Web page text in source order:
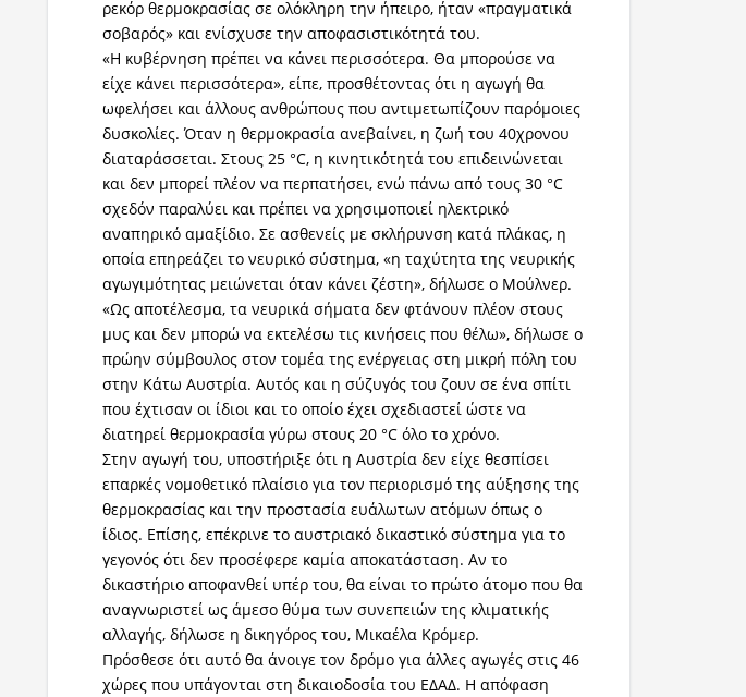
ρεκόρ θερμοκρασίας σε ολόκληρη την ήπειρο, ήταν «πραγματικά
σοβαρός» και ενίσχυσε την αποφασιστικότητά του.
«Η κυβέρνηση πρέπει να κάνει περισσότερα. Θα μπορούσε να
είχε κάνει περισσότερα», είπε, προσθέτοντας ότι η αγωγή θα
ωφελήσει και άλλους ανθρώπους που αντιμετωπίζουν παρόμοιες
δυσκολίες. Όταν η θερμοκρασία ανεβαίνει, η ζωή του 40χρονου
διαταράσσεται. Στους 25 °C, η κινητικότητά του επιδεινώνεται
και δεν μπορεί πλέον να περπατήσει, ενώ πάνω από τους 30 °C
σχεδόν παραλύει και πρέπει να χρησιμοποιεί ηλεκτρικό
αναπηρικό αμαξίδιο. Σε ασθενείς με σκλήρυνση κατά πλάκας, η
οποία επηρεάζει το νευρικό σύστημα, «η ταχύτητα της νευρικής
αγωγιμότητας μειώνεται όταν κάνει ζέστη», δήλωσε ο Μούλνερ.
«Ως αποτέλεσμα, τα νευρικά σήματα δεν φτάνουν πλέον στους
μυς και δεν μπορώ να εκτελέσω τις κινήσεις που θέλω», δήλωσε ο
πρώην σύμβουλος στον τομέα της ενέργειας στη μικρή πόλη του
στην Κάτω Αυστρία. Αυτός και η σύζυγός του ζουν σε ένα σπίτι
που έχτισαν οι ίδιοι και το οποίο έχει σχεδιαστεί ώστε να
διατηρεί θερμοκρασία γύρω στους 20 °C όλο το χρόνο.
Στην αγωγή του, υποστήριξε ότι η Αυστρία δεν είχε θεσπίσει
επαρκές νομοθετικό πλαίσιο για τον περιορισμό της αύξησης της
θερμοκρασίας και την προστασία ευάλωτων ατόμων όπως ο
ίδιος. Επίσης, επέκρινε το αυστριακό δικαστικό σύστημα για το
γεγονός ότι δεν προσέφερε καμία αποκατάσταση. Αν το
δικαστήριο αποφανθεί υπέρ του, θα είναι το πρώτο άτομο που θα
αναγνωριστεί ως άμεσο θύμα των συνεπειών της κλιματικής
αλλαγής, δήλωσε η δικηγόρος του, Μικαέλα Κρόμερ.
Πρόσθεσε ότι αυτό θα άνοιγε τον δρόμο για άλλες αγωγές στις 46
χώρες που υπάγονται στη δικαιοδοσία του ΕΔΑΔ. Η απόφαση